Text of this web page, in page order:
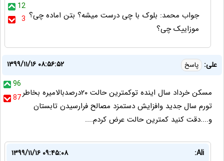
12
3 جواب محمد: بلوک با چی درست میشه؟ بتن اماده چی؟
موزاییک چی؟
علی: پاسخ
۱۳۹۹/۱۱/۱۶ ۰۸:۵۶:۵۲
96
87مسکن خرداد سال اینده توکمترین حالت ۲۰درصدبالامیره بخاطر
تورم سال جدید وافزایش دستمزد مصالح فرارسیدن تابستان
و....دقت کنید کمترین حالت عرض کردم....
Ali:
۱۳۹۹/۱۱/۱۶ ۰۹:۴۵:۰۸